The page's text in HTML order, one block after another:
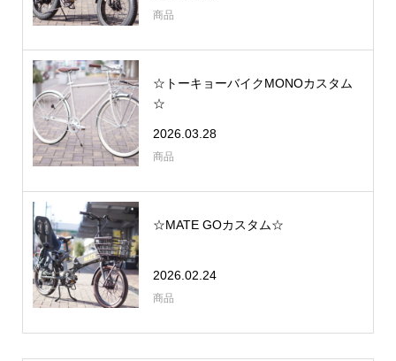
商品
☆トーキョーバイクMONOカスタム
☆
2026.03.28
商品
☆MATE GOカスタム☆
2026.02.24
商品